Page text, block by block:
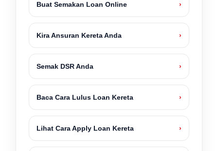
Buat Semakan Loan Online ›
Kira Ansuran Kereta Anda ›
Semak DSR Anda ›
Baca Cara Lulus Loan Kereta ›
Lihat Cara Apply Loan Kereta ›